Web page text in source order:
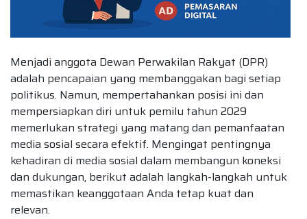
Menjadi anggota Dewan Perwakilan Rakyat (DPR)
adalah pencapaian yang membanggakan bagi setiap
politikus. Namun, mempertahankan posisi ini dan
mempersiapkan diri untuk pemilu tahun 2029
memerlukan strategi yang matang dan pemanfaatan
media sosial secara efektif. Mengingat pentingnya
kehadiran di media sosial dalam membangun koneksi
dan dukungan, berikut adalah langkah-langkah untuk
memastikan keanggotaan Anda tetap kuat dan
relevan.